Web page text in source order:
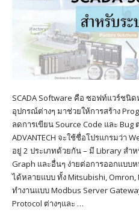
SCADA Software คือ ซอฟท์แวร์ชนิ
อุปกรณ์ต่างๆ มาช่วยให้การสร้าง
ลดการเขียน Source Code และ Bug
ADVANTECH จะใช้ชื่อโปรแกรมว่า
อยู่ 2 ประเภทด้วยกัน – มี Library สำ
Graph และอื่นๆ ง่ายต่อการออกแบบ
ได้หลายแบบ ทั้ง Mitsubishi, Omron,
ทำงานแบบ Modbus Server
Protocol ต่างๆและ …